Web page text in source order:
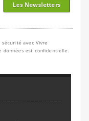
Les Newsletters
avec Vivre
données est confidentielle.